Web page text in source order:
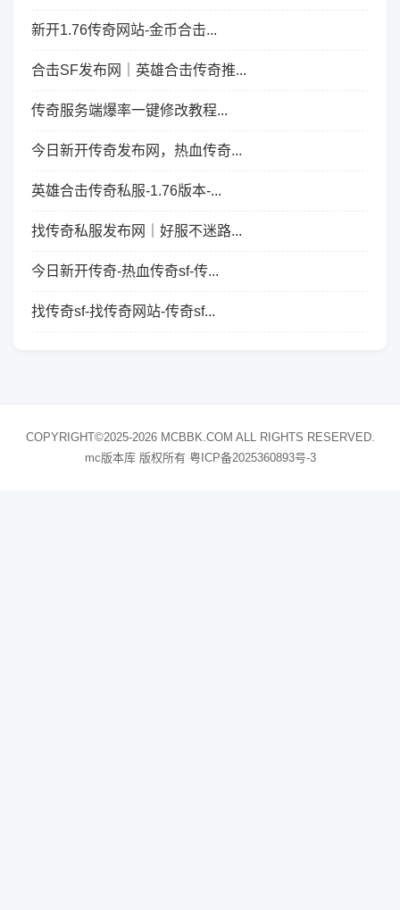
新开1.76传奇网站-金币合击...
合击SF发布网｜英雄合击传奇推...
传奇服务端爆率一键修改教程...
今日新开传奇发布网，热血传奇...
英雄合击传奇私服-1.76版本-...
找传奇私服发布网｜好服不迷路...
今日新开传奇-热血传奇sf-传...
找传奇sf-找传奇网站-传奇sf...
COPYRIGHT©2025-2026 MCBBK.COM ALL RIGHTS RESERVED.
mc版本库 版权所有 粤ICP备2025360893号-3